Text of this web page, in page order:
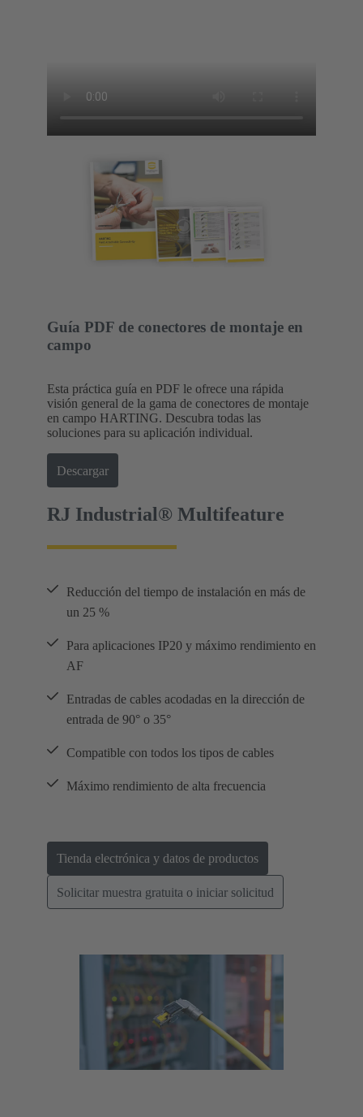
Guía PDF de conectores de montaje en
campo
Esta práctica guía en PDF le ofrece una rápida
visión general de la gama de conectores de montaje
en campo HARTING. Descubra todas las
soluciones para su aplicación individual.
Descargar
RJ Industrial® Multifeature
Reducción del tiempo de instalación en más de
un 25 %
Para aplicaciones IP20 y máximo rendimiento en
AF
Entradas de cables acodadas en la dirección de
entrada de 90° o 35°
Compatible con todos los tipos de cables
Máximo rendimiento de alta frecuencia
Tienda electrónica y datos de productos
Solicitar muestra gratuita o iniciar solicitud